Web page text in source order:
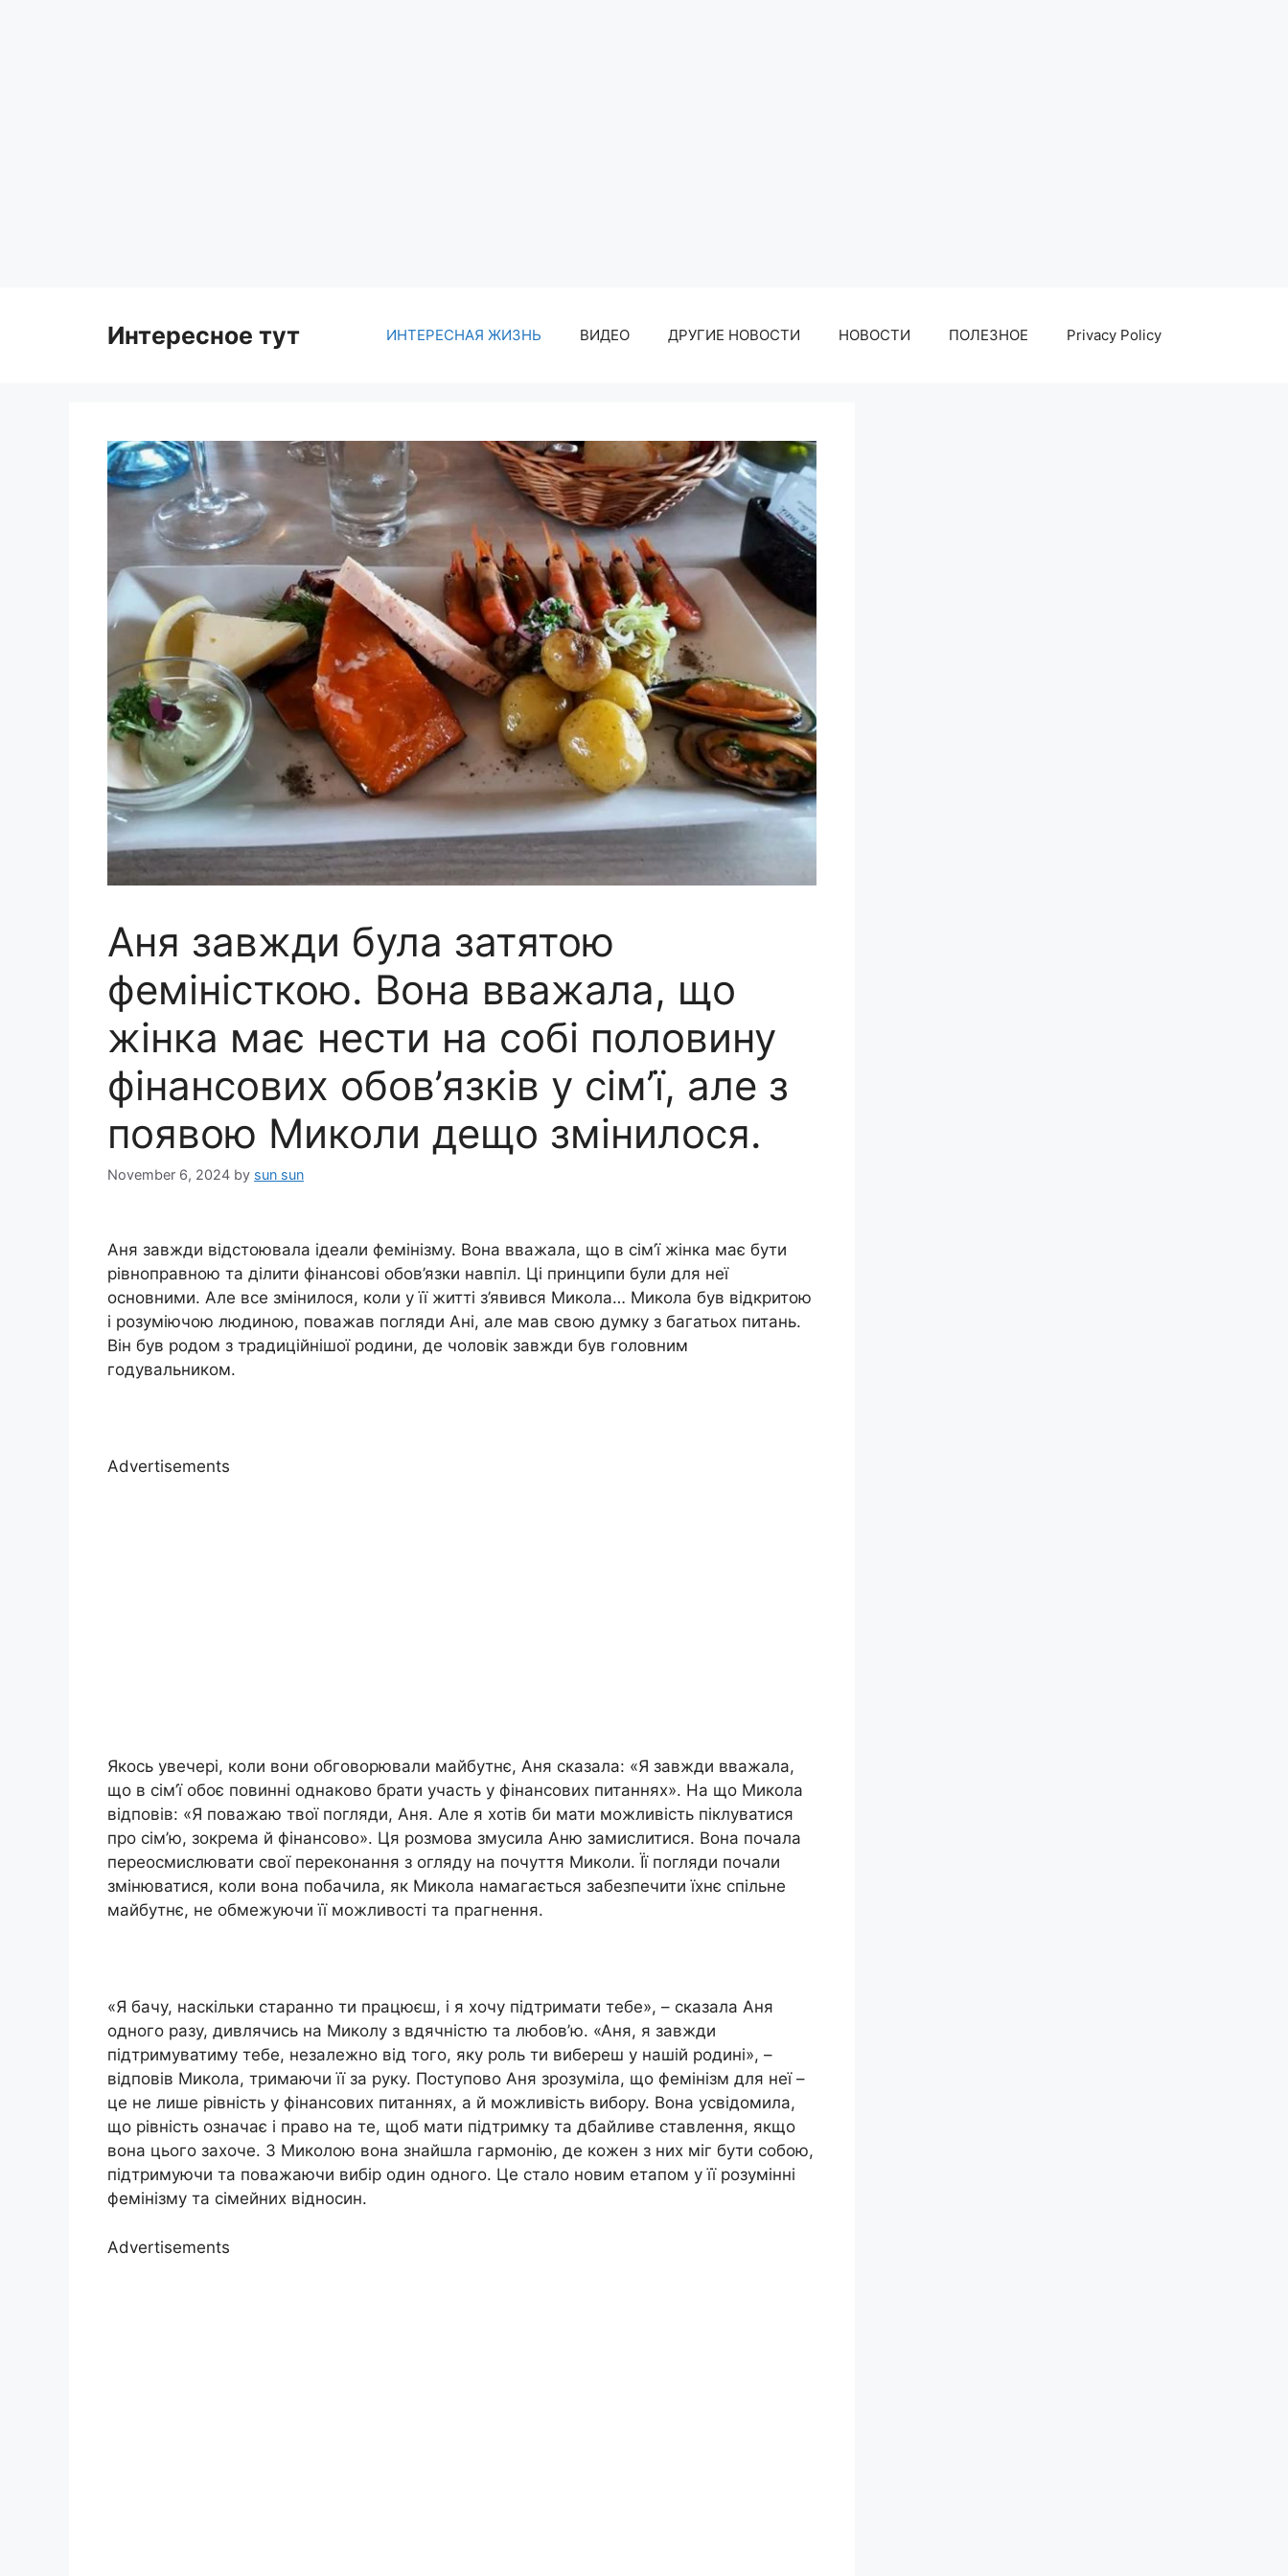
Интересное тут ИНТЕРЕСНАЯ ЖИЗНЬ ВИДЕО ДРУГИЕ НОВОСТИ НОВОСТИ ПОЛЕЗНОЕ Privacy Policy
Аня завжди була затятою
феміністкою. Вона вважала, що
жінка має нести на собі половину
фінансових обов’язків у сім’ї, але з
появою Миколи дещо змінилося.
November 6, 2024 by sun sun
Аня завжди відстоювала ідеали фемінізму. Вона вважала, що в сім’ї жінка має бути
рівноправною та ділити фінансові обов’язки навпіл. Ці принципи були для неї
основними. Але все змінилося, коли у її житті з’явився Микола… Микола був відкритою
і розуміючою людиною, поважав погляди Ані, але мав свою думку з багатьох питань.
Він був родом з традиційнішої родини, де чоловік завжди був головним
годувальником.
Advertisements
Якось увечері, коли вони обговорювали майбутнє, Аня сказала: «Я завжди вважала,
що в сім’ї обоє повинні однаково брати участь у фінансових питаннях». На що Микола
відповів: «Я поважаю твої погляди, Аня. Але я хотів би мати можливість піклуватися
про сім’ю, зокрема й фінансово». Ця розмова змусила Аню замислитися. Вона почала
переосмислювати свої переконання з огляду на почуття Миколи. Її погляди почали
змінюватися, коли вона побачила, як Микола намагається забезпечити їхнє спільне
майбутнє, не обмежуючи її можливості та прагнення.
«Я бачу, наскільки старанно ти працюєш, і я хочу підтримати тебе», – сказала Аня
одного разу, дивлячись на Миколу з вдячністю та любов’ю. «Аня, я завжди
підтримуватиму тебе, незалежно від того, яку роль ти вибереш у нашій родині», –
відповів Микола, тримаючи її за руку. Поступово Аня зрозуміла, що фемінізм для неї –
це не лише рівність у фінансових питаннях, а й можливість вибору. Вона усвідомила,
що рівність означає і право на те, щоб мати підтримку та дбайливе ставлення, якщо
вона цього захоче. З Миколою вона знайшла гармонію, де кожен з них міг бути собою,
підтримуючи та поважаючи вибір один одного. Це стало новим етапом у її розумінні
фемінізму та сімейних відносин.
Advertisements